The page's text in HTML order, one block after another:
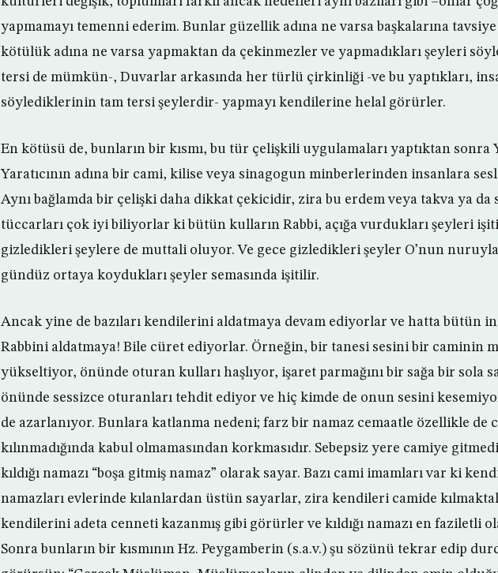
yapmamayı temenni ederim. Bunlar güzellik adına ne varsa başkalarına
kötülük adına ne varsa yapmaktan da çekinmezler ve yapmadıkları şeyleri
tersi de mümkün-, Duvarlar arkasında her türlü çirkinliği -ve bu yaptıkları,
söylediklerinin tam tersi şeylerdir- yapmayı kendilerine helal görürler.
En kötüsü de, bunların bir kısmı, bu tür çelişkili uygulamaları yaptıktan sonra
Yaratıcının adına bir cami, kilise veya sinagogun minberlerinden insanlara
Aynı bağlamda bir çelişki daha dikkat çekicidir, zira bu erdem veya takva ya da
tüccarları çok iyi biliyorlar ki bütün kulların Rabbi, açığa vurdukları şeyleri
gizledikleri şeylere de muttali oluyor. Ve gece gizledikleri şeyler O’nun nuruyla
gündüz ortaya koydukları şeyler semasında işitilir.
Ancak yine de bazıları kendilerini aldatmaya devam ediyorlar ve hatta bütün
Rabbini aldatmaya! Bile cüret ediyorlar. Örneğin, bir tanesi sesini bir caminin
yükseltiyor, önünde oturan kulları haşlıyor, işaret parmağını bir sağa bir sola
önünde sessizce oturanları tehdit ediyor ve hiç kimde de onun sesini
de azarlanıyor. Bunlara katlanma nedeni; farz bir namaz cemaatle özellikle de
kılınmadığında kabul olmamasından korkmasıdır. Sebepsiz yere camiye
kıldığı namazı “boşa gitmiş namaz” olarak sayar. Bazı cami imamları var ki
namazları evlerinde kılanlardan üstün sayarlar, zira kendileri camide
kendilerini adeta cenneti kazanmış gibi görürler ve kıldığı namazı en faziletli
Sonra bunların bir kısmının Hz. Peygamberin (s.a.v.) şu sözünü tekrar edip